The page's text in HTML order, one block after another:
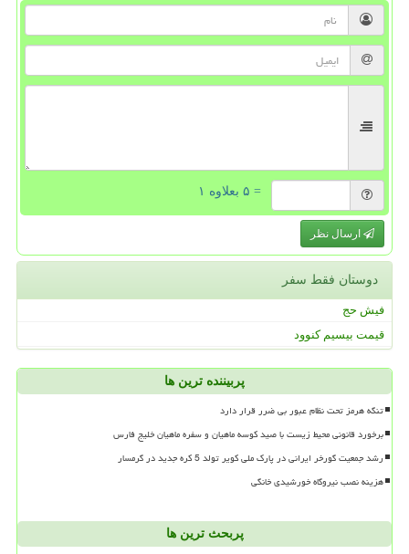
= ۵ بعلاوه ۱
ارسال نظر
دوستان فقط سفر
فیش حج
قیمت بیسیم کنوود
پربیننده ترین ها
تنگه هرمز تحت نظام عبور بی ضرر قرار دارد
برخورد قانونی محیط زیست با صید کوسه ماهیان و سفره ماهیان خلیج فارس
رشد جمعیت گورخر ایرانی در پارک ملی کویر تولد 5 کره جدید در گرمسار
هزینه نصب نیروگاه خورشیدی خانگی
پربحث ترین ها